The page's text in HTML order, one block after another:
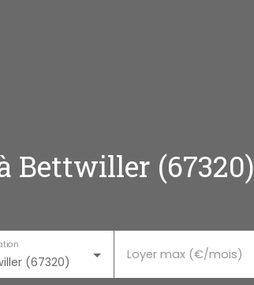
Bettwiller (67320)
(67320) Loyer max (€/mois)